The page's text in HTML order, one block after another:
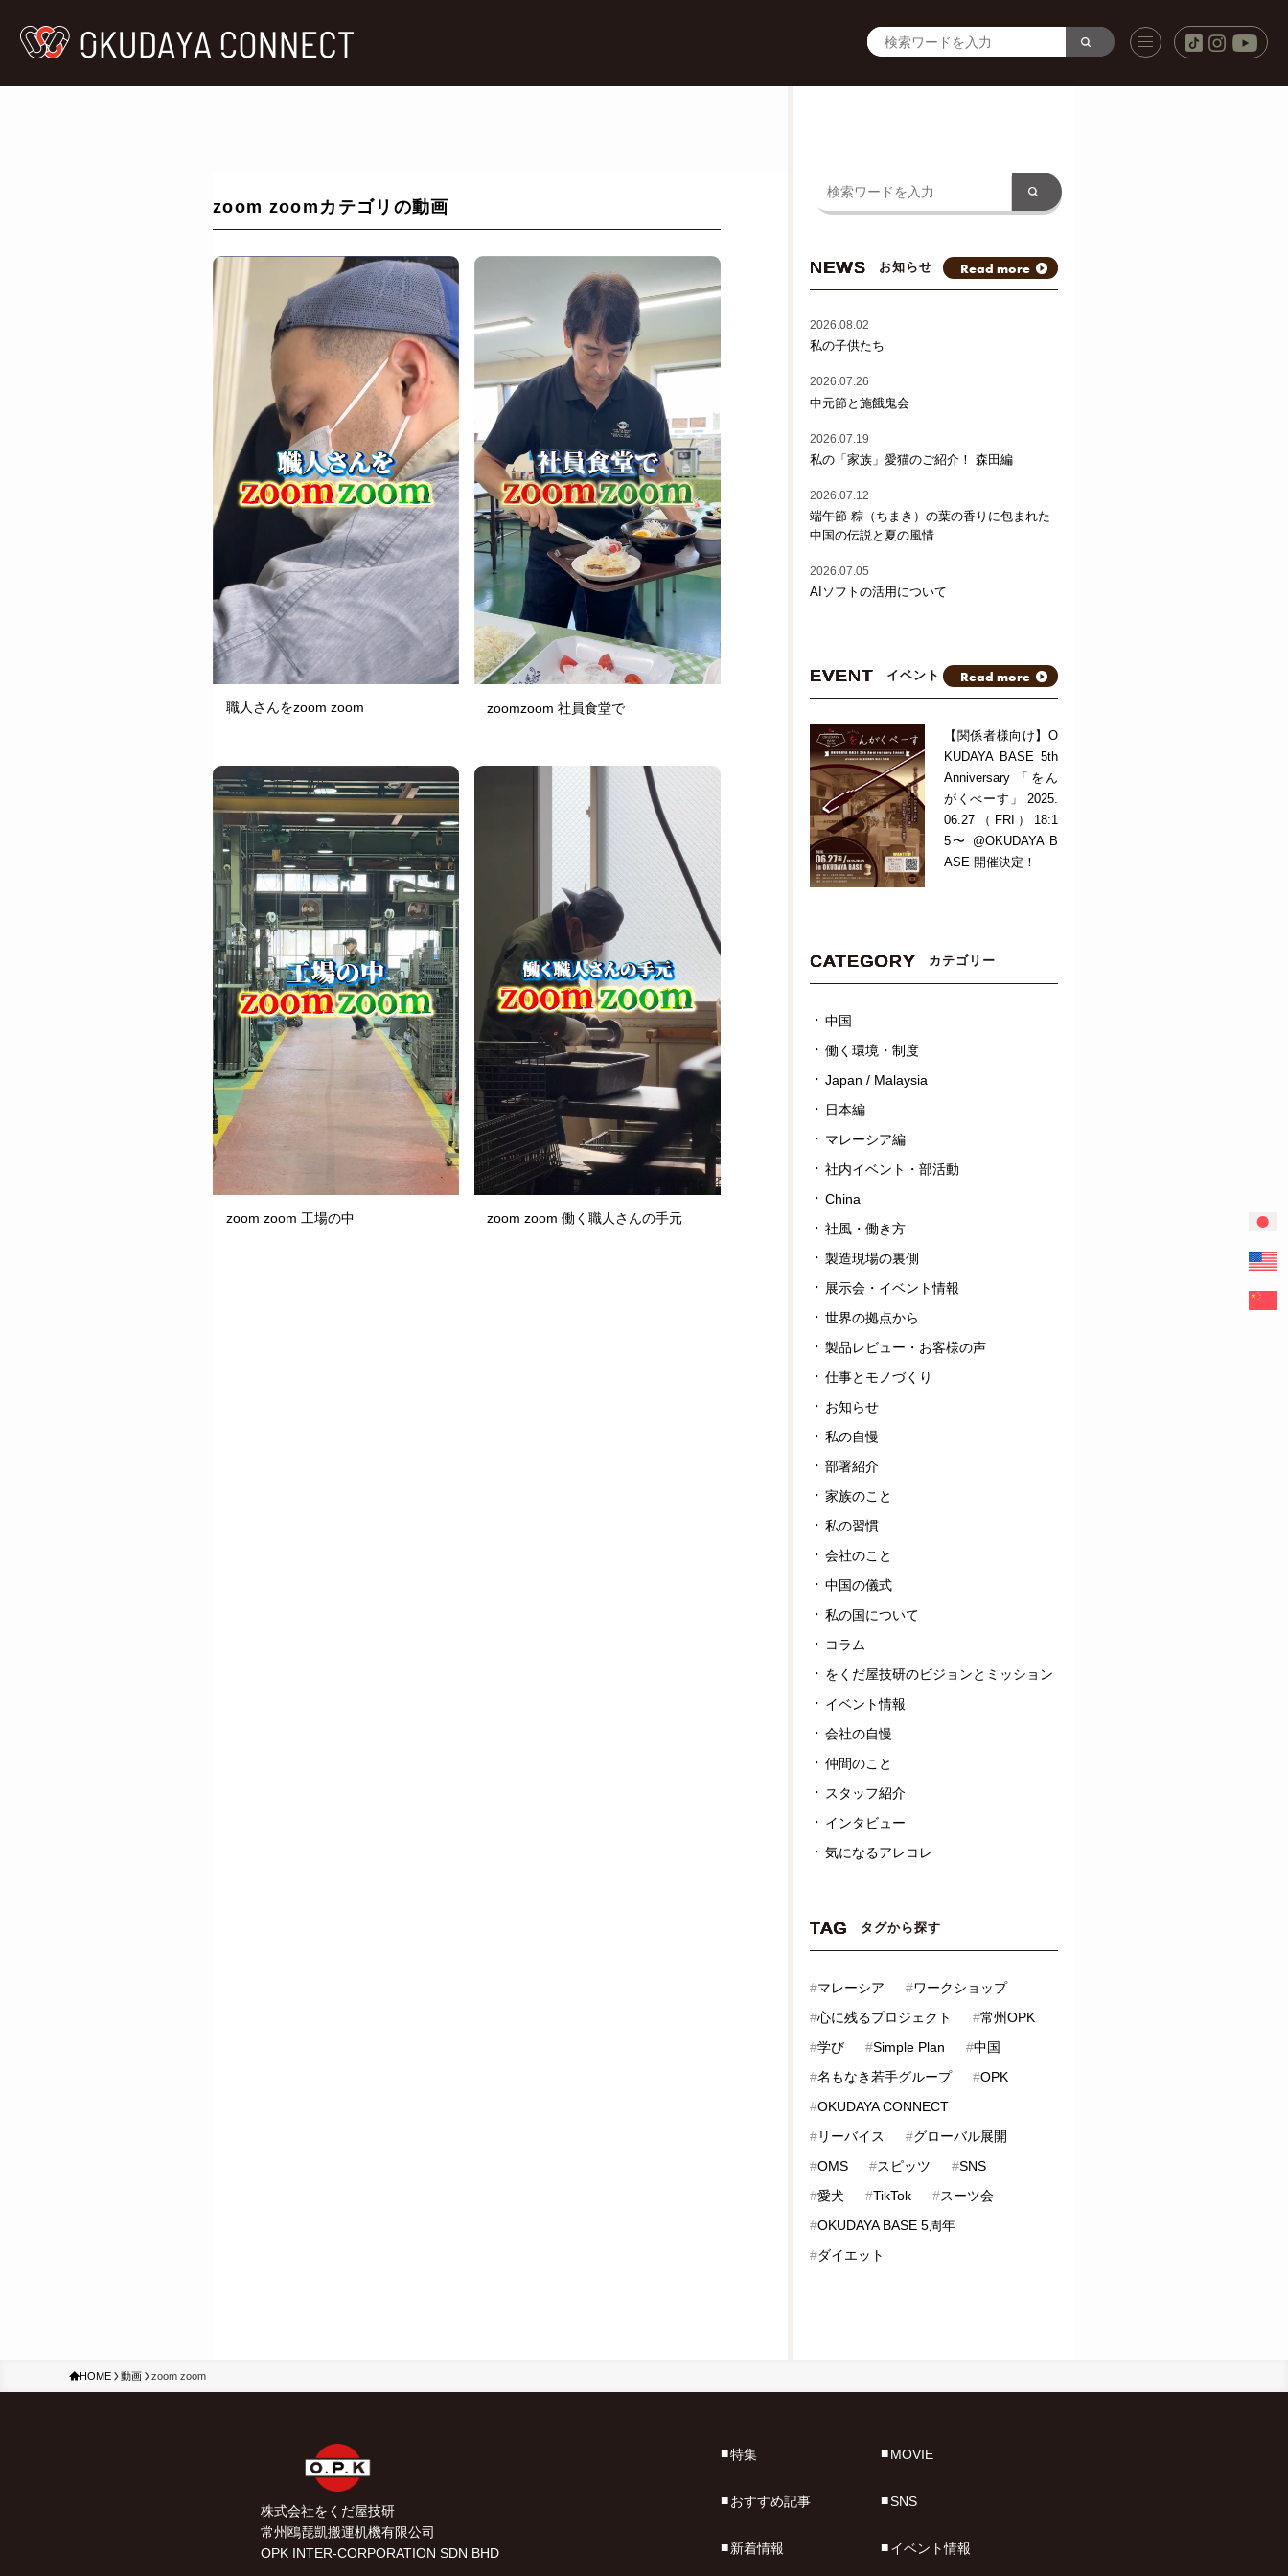
zoom zoomカテゴリの動画
職人さんをzoom zoom zoomzoom 社員食堂で
zoom zoom 工場の中 zoom zoom 働く職人さんの手元
NEWS お知らせ Read more
2026.08.02
私の子供たち
2026.07.26
中元節と施餓鬼会
2026.07.19
私の「家族」愛猫のご紹介！ 森田編
2026.07.12
端午節 粽（ちまき）の葉の香りに包まれた
中国の伝説と夏の風情
2026.07.05
AIソフトの活用について
EVENT イベント Read more
【関係者様向け】O
KUDAYA BASE 5th
Anniversary 「をん
がくべーす」 2025.
06.27（FRI）18:1
5〜 @OKUDAYA B
ASE 開催決定！
CATEGORY カテゴリー
中国
働く環境・制度
Japan / Malaysia
日本編
マレーシア編
社内イベント・部活動
China
社風・働き方
製造現場の裏側
展示会・イベント情報
世界の拠点から
製品レビュー・お客様の声
仕事とモノづくり
お知らせ
私の自慢
部署紹介
家族のこと
私の習慣
会社のこと
中国の儀式
私の国について
コラム
をくだ屋技研のビジョンとミッション
イベント情報
会社の自慢
仲間のこと
スタッフ紹介
インタビュー
気になるアレコレ
TAG タグから探す
#マレーシア #ワークショップ
#心に残るプロジェクト #常州OPK
#学び #Simple Plan #中国
#名もなき若手グループ #OPK
#OKUDAYA CONNECT
#リーバイス #グローバル展開
#OMS #スピッツ #SNS
#愛犬 #TikTok #スーツ会
#OKUDAYA BASE 5周年
#ダイエット
HOME 動画 zoom zoom
株式会社をくだ屋技研
常州鴎琵凱搬運机機有限公司
OPK INTER-CORPORATION SDN BHD
特集
おすすめ記事
新着情報
MOVIE
SNS
イベント情報